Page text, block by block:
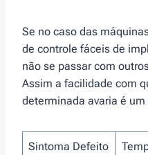
Se no caso das
de controle fáceis de
não se passar com
Assim a facilidade com
determinada avaria é
Sintoma Defeito